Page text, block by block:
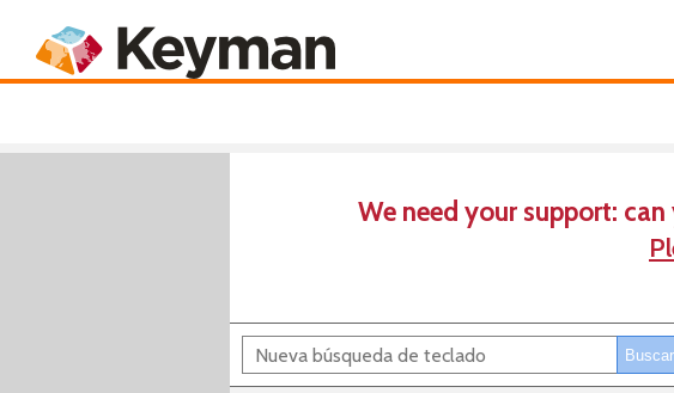
Keyboards
We need your support: